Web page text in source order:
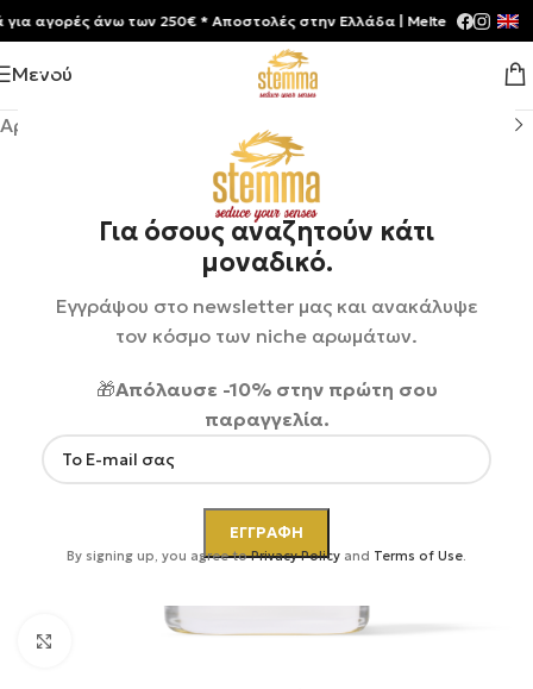
Για όσους αναζητούν κάτι
μοναδικό.
Εγγράψου στο newsletter μας και ανακάλυψε
τον κόσμο των niche αρωμάτων.
🎁Απόλαυσε -10% στην πρώτη σου
παραγγελία.
By signing up, you agree toPrivacy Policy and Terms of Use.
Μενού
Αρχική σελίδα Αρώματα
Κάντε κλικ για μεγέθυνση
αγορές άνω των 250€ * Aποστολές στην Ελλάδα | Meltemia Exclusive